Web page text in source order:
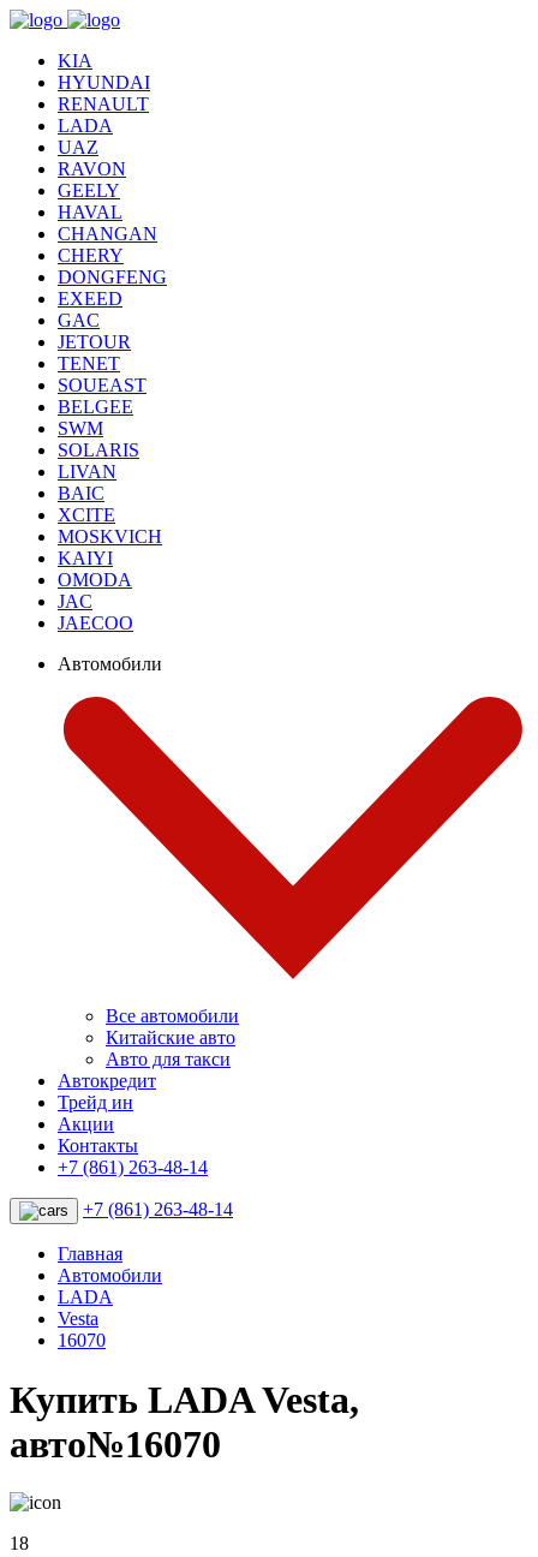
KIA
HYUNDAI
RENAULT
LADA
UAZ
RAVON
GEELY
HAVAL
CHANGAN
CHERY
DONGFENG
EXEED
GAC
JETOUR
TENET
SOUEAST
BELGEE
SWM
SOLARIS
LIVAN
BAIC
XCITE
MOSKVICH
KAIYI
OMODA
JAC
JAECOO
Автомобили
Все автомобили
Китайские авто
Авто для такси
Автокредит
Трейд ин
Акции
Контакты
+7 (861) 263-48-14
+7 (861) 263-48-14
Главная
Автомобили
LADA
Vesta
16070
Купить LADA Vesta,
авто№16070
18